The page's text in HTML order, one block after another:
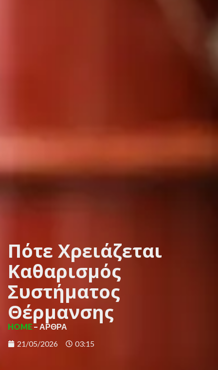
Πότε Χρειάζεται
Καθαρισμός
Συστήματος
Θέρμανσης
HOME – ΑΡΘΡΑ
21/05/2026
03:15